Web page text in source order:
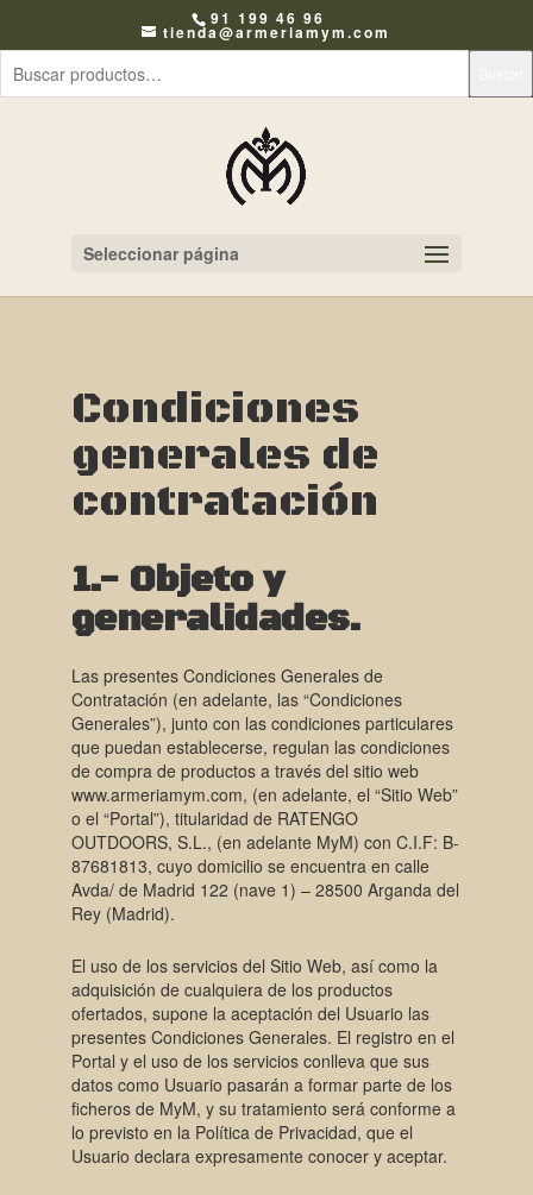
91 199 46 96
tienda@armeriamym.com
Seleccionar página
Condiciones
generales de
contratación
1.- Objeto y
generalidades.
Las presentes Condiciones Generales de
Contratación (en adelante, las “Condiciones
Generales”), junto con las condiciones particulares
que puedan establecerse, regulan las condiciones
de compra de productos a través del sitio web
www.armeriamym.com, (en adelante, el “Sitio Web”
o el “Portal”), titularidad de RATENGO
OUTDOORS, S.L., (en adelante MyM) con C.I.F: B-
87681813, cuyo domicilio se encuentra en calle
Avda/ de Madrid 122 (nave 1) – 28500 Arganda del
Rey (Madrid).
El uso de los servicios del Sitio Web, así como la
adquisición de cualquiera de los productos
ofertados, supone la aceptación del Usuario las
presentes Condiciones Generales. El registro en el
Portal y el uso de los servicios conlleva que sus
datos como Usuario pasarán a formar parte de los
ficheros de MyM, y su tratamiento será conforme a
lo previsto en la Política de Privacidad, que el
Usuario declara expresamente conocer y aceptar.